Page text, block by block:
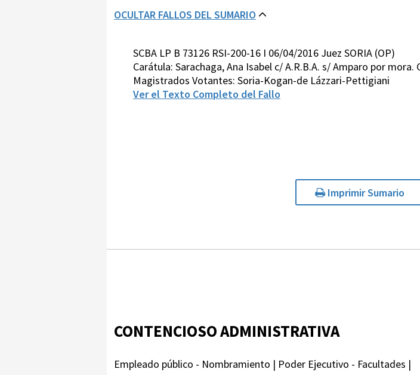
OCULTAR FALLOS DEL SUMARIO
SCBA LP B 73126 RSI-200-16 I 06/04/2016 Juez SORIA (OP)
Carátula: Sarachaga, Ana Isabel c/ A.R.B.A. s/ Amparo por
Magistrados Votantes: Soria-Kogan-de Lázzari-Pettigiani
Ver el Texto Completo del Fallo
Imprimir Sumario
CONTENCIOSO ADMINISTRATIVA
Empleado público - Nombramiento | Poder Ejecutivo - Facultades |